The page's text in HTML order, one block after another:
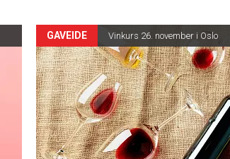
GAVEIDE Vinkurs 26. november i Oslo